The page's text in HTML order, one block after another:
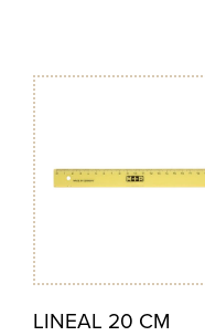
LINEAL 20 CM
merken